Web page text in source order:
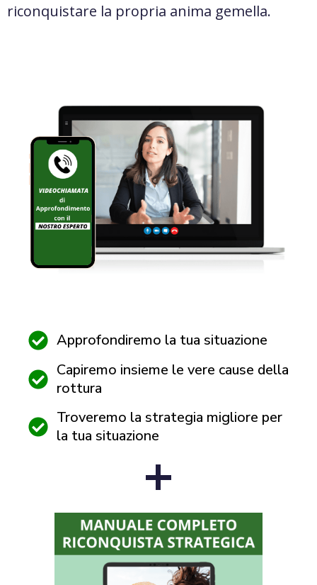
riconquistare la propria anima gemella.
Approfondiremo la tua situazione
Capiremo insieme le vere cause della
rottura
Troveremo la strategia migliore per
la tua situazione
+